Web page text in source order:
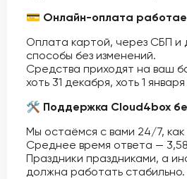
💳 Онлайн-оплата
Оплата картой, через СБП и
способы без изменений.
Средства приходят на ваш
хоть 31 декабря, хоть 1
🛠 Поддержка Cloud4box
Мы остаёмся с вами 24/7, как
Среднее время ответа —
Праздники праздниками, а
должна работать стабильно.